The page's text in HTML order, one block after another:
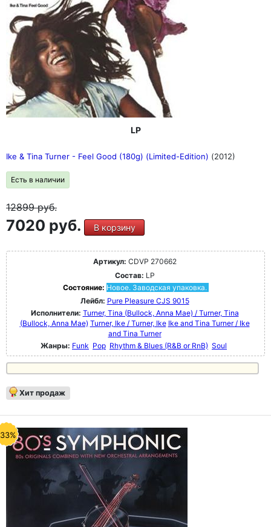
LP
Ike & Tina Turner - Feel Good (180g) (Limited-Edition) (2012)
Есть в наличии
12899руб.
7020 руб. В корзину
Артикул: CDVP 270662
Состав: LP
Состояние: Новое. Заводская упаковка.
Лейбл: Pure Pleasure CJS 9015
Исполнители: Turner, Tina (Bullock, Anna Mae) / Turner, Tina
(Bullock, Anna Mae) Turner, Ike / Turner, Ike Ike and Tina Turner / Ike
and Tina Turner
Жанры: Funk Pop Rhythm & Blues (R&B or RnB) Soul
Хит продаж